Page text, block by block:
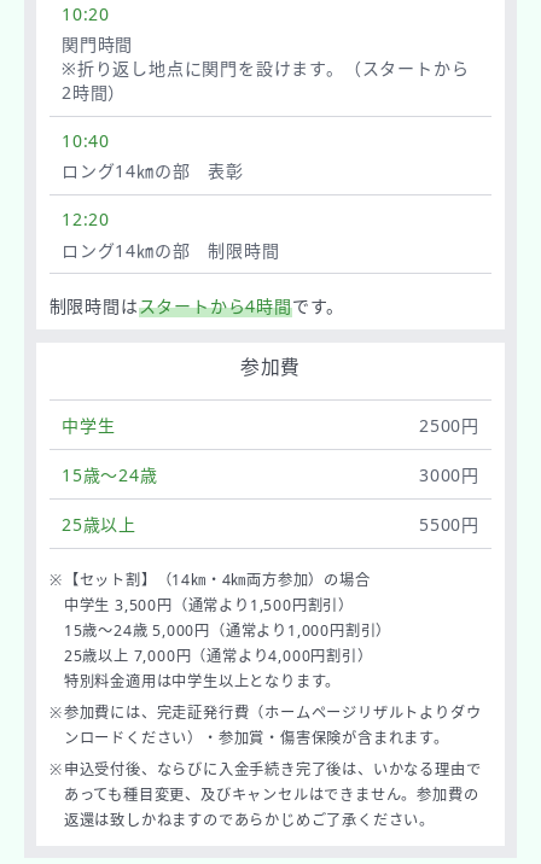
10:20
関門時間
※折り返し地点に関門を設けます。（スタートから
2時間）
10:40
ロング14㎞の部 表彰
12:20
ロング14㎞の部 制限時間
制限時間はスタートから4時間です。
参加費
中学生 2500円
15歳～24歳 3000円
25歳以上 5500円
※
【セット割】（14㎞・4㎞両方参加）の場合
中学生 3,500円（通常より1,500円割引）
15歳～24歳 5,000円（通常より1,000円割引）
25歳以上 7,000円（通常より4,000円割引）
特別料金適用は中学生以上となります。
※参加費には、完走証発行費（ホームページリザルトよりダウ
ンロードください）・参加賞・傷害保険が含まれます。
※申込受付後、ならびに入金手続き完了後は、いかなる理由で
あっても種目変更、及びキャンセルはできません。参加費の
返還は致しかねますのであらかじめご了承ください。